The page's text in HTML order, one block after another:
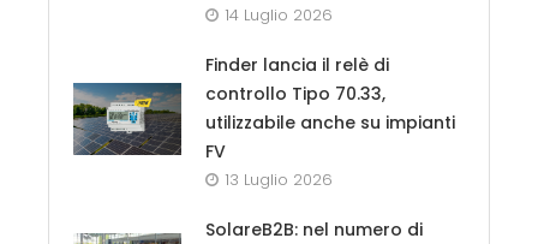
14 Luglio 2026
Finder lancia il relè di
controllo Tipo 70.33,
utilizzabile anche su impianti
FV
13 Luglio 2026
SolareB2B: nel numero di